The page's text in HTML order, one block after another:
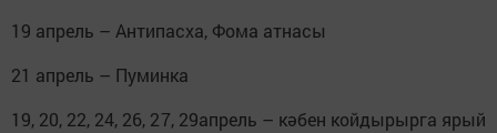
19 апрель – Антипасха, Фома атнасы
21 апрель – Пуминка
19, 20, 22, 24, 26, 27, 29апрель – кәбен койдырырга ярый